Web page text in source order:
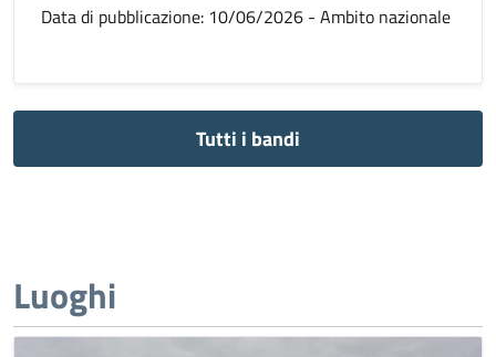
Data di pubblicazione: 10/06/2026 - Ambito nazionale
Tutti i bandi
Luoghi